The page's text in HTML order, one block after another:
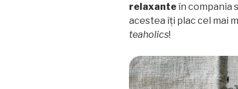
relaxanteîn compania
acestea îți plac cel mai
teaholics!